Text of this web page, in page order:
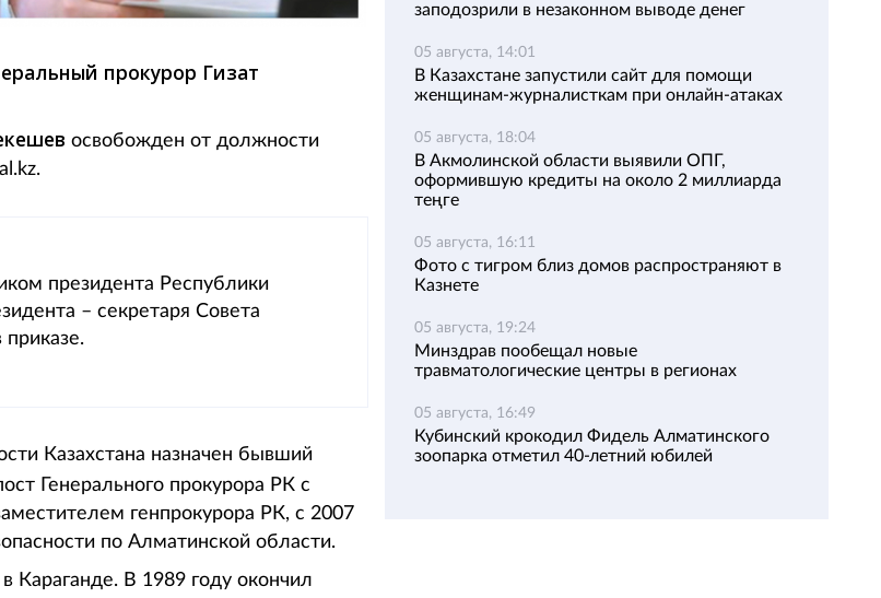
прокурор Гизат
освобожден от должности
президента Республики
– секретаря Совета
приказе.
Казахстана назначен бывший
Генерального прокурора РК с
генпрокурора РК, с 2007
по Алматинской области.
Караганде. В 1989 году окончил
заподозрили в незаконном выводе денег
05 августа, 14:01
В Казахстане запустили сайт для помощи
женщинам-журналисткам при онлайн-атаках
05 августа, 18:04
В Акмолинской области выявили ОПГ,
оформившую кредиты на около 2 миллиарда
теңге
05 августа, 16:11
Фото с тигром близ домов распространяют в
Казнете
05 августа, 19:24
Минздрав пообещал новые
травматологические центры в регионах
05 августа, 16:49
Кубинский крокодил Фидель Алматинского
зоопарка отметил 40-летний юбилей